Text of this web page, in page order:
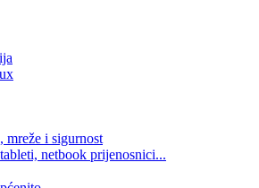
i sigurnost
netbook prijenosnici...